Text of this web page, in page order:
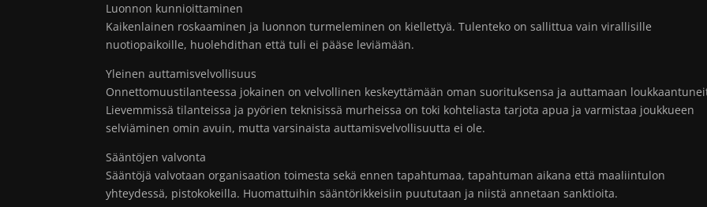
Luonnon kunnioittaminen
Kaikenlainen roskaaminen ja luonnon turmeleminen on kiellettyä. Tulenteko on sallittua vain virallisille
nuotiopaikoille, huolehdithan että tuli ei pääse leviämään.
Yleinen auttamisvelvollisuus
Onnettomuustilanteessa jokainen on velvollinen keskeyttämään oman suorituksensa ja auttamaan
Lievemmissä tilanteissa ja pyörien teknisissä murheissa on toki kohteliasta tarjota apua ja varmistaa joukkueen
selviäminen omin avuin, mutta varsinaista auttamisvelvollisuutta ei ole.
Sääntöjen valvonta
Sääntöjä valvotaan organisaation toimesta sekä ennen tapahtumaa, tapahtuman aikana että maaliintulon
yhteydessä, pistokokeilla. Huomattuihin sääntörikkeisiin puututaan ja niistä annetaan sanktioita.